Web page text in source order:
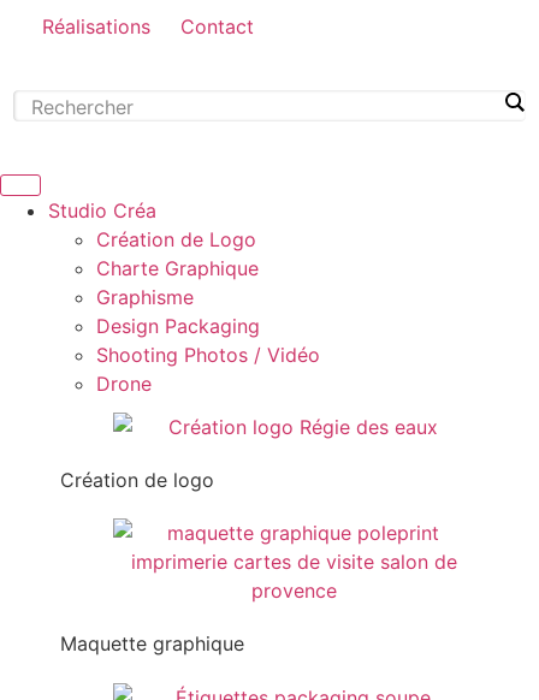
Réalisations Contact
Studio Créa
Création de Logo
Charte Graphique
Graphisme
Design Packaging
Shooting Photos / Vidéo
Drone
Création de logo
Maquette graphique